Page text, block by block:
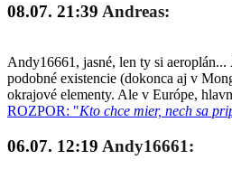
08.07. 21:39 Andreas:
Andy16661, jasné, len ty si aeroplán...
podobné existencie (dokonca aj v
okrajové elementy. Ale v Európe,
ROZPOR: "Kto chce mier, nech sa
06.07. 12:19 Andy16661: